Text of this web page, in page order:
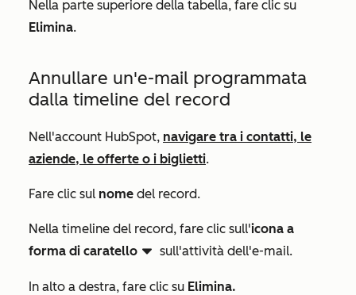
Nella parte superiore della tabella, fare clic su
Elimina.
Annullare un'e-mail programmata
dalla timeline del record
Nell'account HubSpot, navigare tra i contatti, le
aziende, le offerte o i biglietti.
Fare clic sul nome del record.
Nella timeline del record, fare clic sull'icona a
forma di caratello downCarat dowdodo sull'attività dell'e-mail.
In alto a destra, fare clic su Elimina.